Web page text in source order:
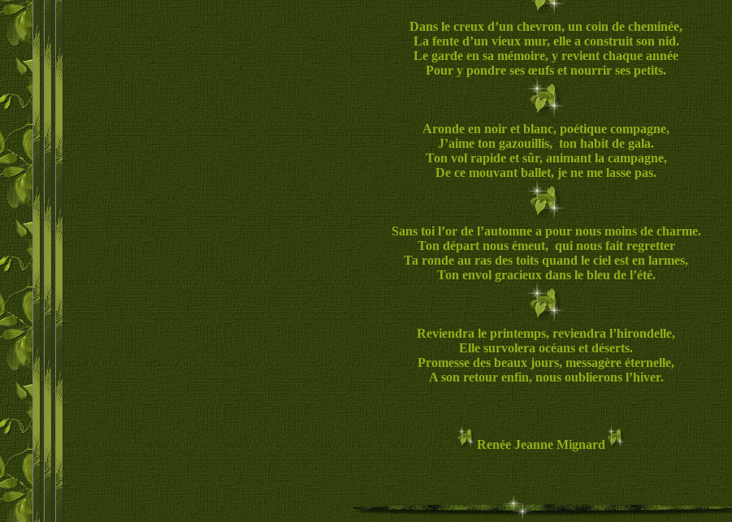
Dans le creux d’un chevron, un coin de cheminée,
La fente d’un vieux mur, elle a construit son nid.
Le garde en sa mémoire, y revient chaque année
Pour y pondre ses œufs et nourrir ses petits.
Aronde en noir et blanc, poétique compagne,
J’aime ton gazouillis, ton habit de gala.
Ton vol rapide et sûr, animant la campagne,
De ce mouvant ballet, je ne me lasse pas.
Sans toi l’or de l’automne a pour nous moins de charme.
Ton départ nous émeut, qui nous fait regretter
Ta ronde au ras des toits quand le ciel est en larmes,
Ton envol gracieux dans le bleu de l’été.
Reviendra le printemps, reviendra l’hirondelle,
Elle survolera océans et déserts.
Promesse des beaux jours, messagère éternelle,
A son retour enfin, nous oublierons l’hiver.
Renée Jeanne Mignard